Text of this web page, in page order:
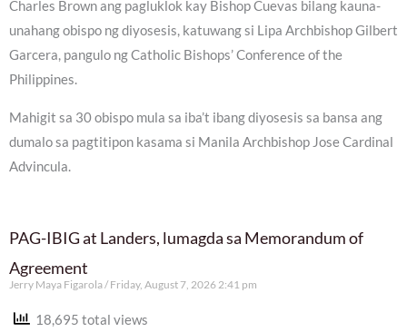
Charles Brown ang pagluklok kay Bishop Cuevas bilang kauna-
unahang obispo ng diyosesis, katuwang si Lipa Archbishop Gilbert
Garcera, pangulo ng Catholic Bishops’ Conference of the
Philippines.
Mahigit sa 30 obispo mula sa iba’t ibang diyosesis sa bansa ang
dumalo sa pagtitipon kasama si Manila Archbishop Jose Cardinal
Advincula.
PAG-IBIG at Landers, lumagda sa Memorandum of
Agreement
Jerry Maya Figarola Friday, August 7, 2026 2:41 pm
18,695 total views